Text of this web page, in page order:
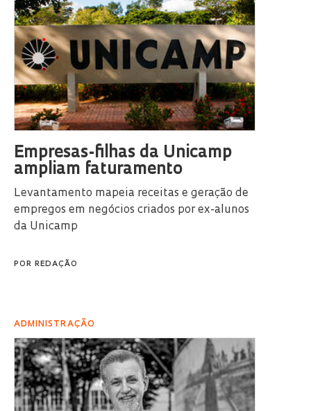
Empresas-filhas da Unicamp
ampliam faturamento
Levantamento mapeia receitas e geração de
empregos em negócios criados por ex-alunos
da Unicamp
POR REDAÇÃO
ADMINISTRAÇÃO